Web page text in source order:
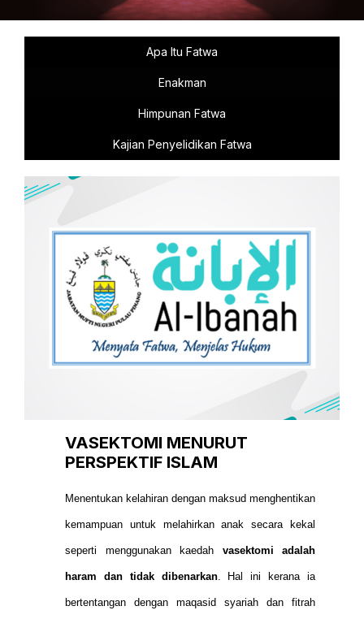
Apa Itu Fatwa
Enakman
Himpunan Fatwa
Kajian Penyelidikan Fatwa
VASEKTOMI MENURUT
PERSPEKTIF ISLAM
Menentukan kelahiran dengan maksud menghentikan
kemampuan untuk melahirkan anak secara kekal
seperti menggunakan kaedah vasektomi adalah
haram dan tidak dibenarkan. Hal ini kerana ia
bertentangan dengan maqasid syariah dan fitrah